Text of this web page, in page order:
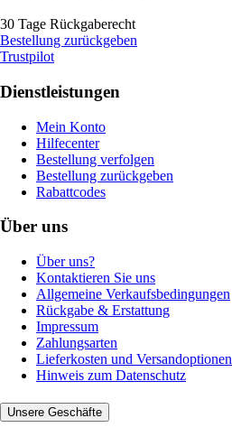
30 Tage Rückgaberecht
Bestellung zurückgeben
Trustpilot
Dienstleistungen
Mein Konto
Hilfecenter
Bestellung verfolgen
Bestellung zurückgeben
Rabattcodes
Über uns
Über uns?
Kontaktieren Sie uns
Allgemeine Verkaufsbedingungen
Rückgabe & Erstattung
Impressum
Zahlungsarten
Lieferkosten und Versandoptionen
Hinweis zum Datenschutz
Unsere Geschäfte